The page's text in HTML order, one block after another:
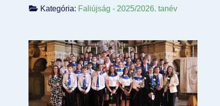
Kategória: Faliújság - 2025/2026. tanév